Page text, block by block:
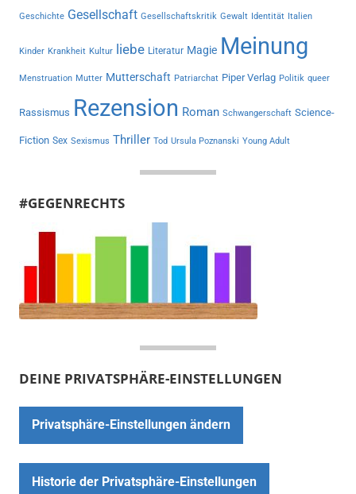
Geschichte Gesellschaft Gesellschaftskritik Gewalt Identität Italien
Kinder Krankheit Kultur liebe Literatur Magie Meinung
Menstruation Mutter Mutterschaft Patriarchat Piper Verlag Politik queer
Rassismus Rezension Roman Schwangerschaft Science-
Fiction Sex Sexismus Thriller Tod Ursula Poznanski Young Adult
#GEGENRECHTS
DEINE PRIVATSPHÄRE-EINSTELLUNGEN
Privatsphäre-Einstellungen ändern
Historie der Privatsphäre-Einstellungen